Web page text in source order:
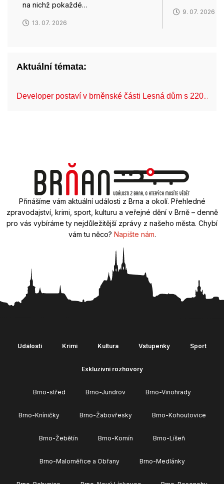
na nichž pokaždé…
13. 07. 2026
9. 07. 2026
Aktuální témata:
Developer postaví v brněnské části Lesná dům s 220…
Přinášíme vám aktuální události z Brna a okolí. Přehledné
zpravodajství, krimi, sport, kulturu a veřejné dění v Brně – denně
pro vás vybíráme ty nejdůležitější zprávy z našeho města. Chybí
vám tu něco? Napište nám.
Události Krimi Kultura Vstupenky Sport
Exkluzivní rozhovory
Brno-střed Brno-Jundrov Brno-Vinohrady
Brno-Kníničky Brno-Žabovřesky Brno-Kohoutovice
Brno-Žebětín Brno-Komín Brno-Líšeň
Brno-Maloměřice a Obřany Brno-Medlánky